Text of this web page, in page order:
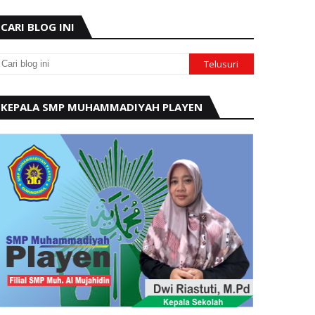
CARI BLOG INI
KEPALA SMP MUHAMMADIYAH PLAYEN